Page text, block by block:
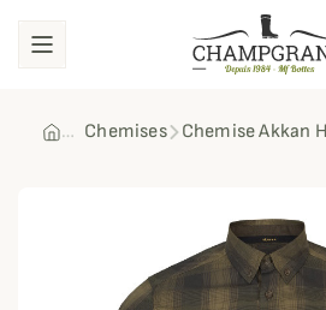
Chemises Chemise Akkan